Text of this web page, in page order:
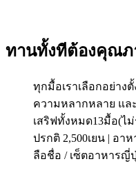
ทานทั้งทีต้องคุณ
ทุกมื้อเราเลือกอย่าง
ความหลากหลาย แ
เสริฟทั้งหมด13มื้อ(ไ
ปรกติ 2,500เยน | อา
ลือชื่อ / เซ็ตอาหารญี่